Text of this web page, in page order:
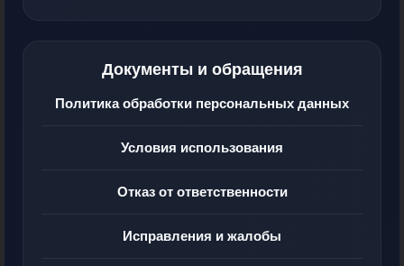
Документы и обращения
Политика обработки персональных данных
Условия использования
Отказ от ответственности
Исправления и жалобы